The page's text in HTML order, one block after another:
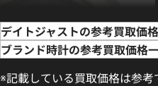
デイトジャストの参考買取価
ブランド時計の参考買取価格
※記載している買取価格は参